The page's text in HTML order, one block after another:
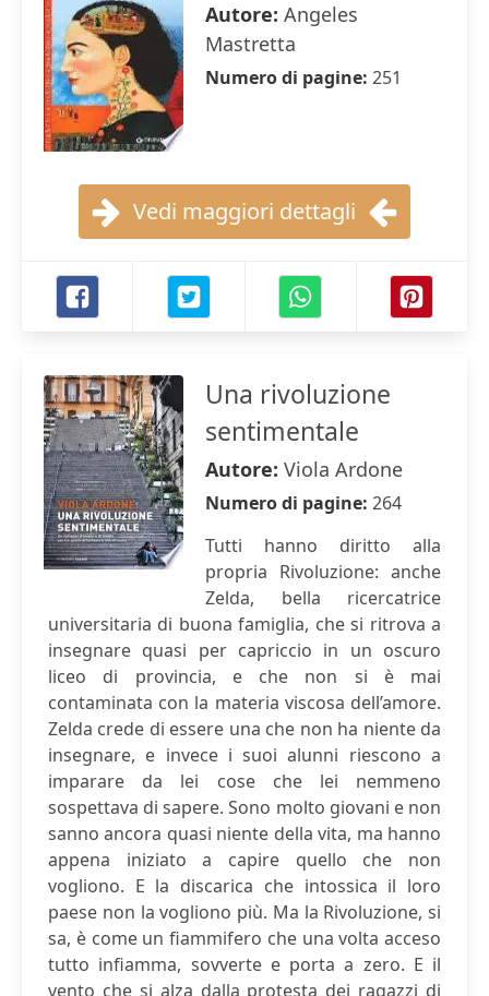
Autore: Angeles
Mastretta
Numero di pagine: 251
Vedi maggiori dettagli
Una rivoluzione
sentimentale
Autore: Viola Ardone
Numero di pagine: 264
Tutti hanno diritto alla
propria Rivoluzione: anche
Zelda, bella ricercatrice
universitaria di buona famiglia, che si ritrova a
insegnare quasi per capriccio in un oscuro
liceo di provincia, e che non si è mai
contaminata con la materia viscosa dell’amore.
Zelda crede di essere una che non ha niente da
insegnare, e invece i suoi alunni riescono a
imparare da lei cose che lei nemmeno
sospettava di sapere. Sono molto giovani e non
sanno ancora quasi niente della vita, ma hanno
appena iniziato a capire quello che non
vogliono. E la discarica che intossica il loro
paese non la vogliono più. Ma la Rivoluzione, si
sa, è come un fiammifero che una volta acceso
tutto infiamma, sovverte e porta a zero. E il
vento che si alza dalla protesta dei ragazzi di